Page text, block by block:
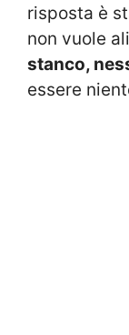
risposta è
non vuole
stanco,
essere